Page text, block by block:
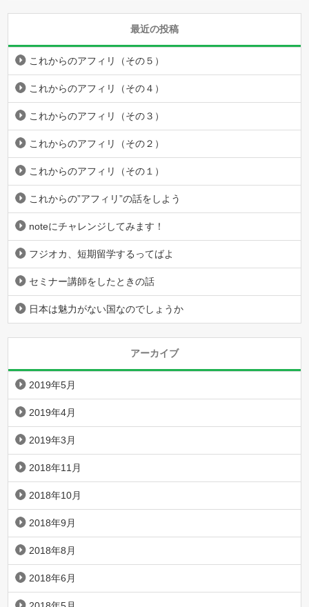
最近の投稿
これからのアフィリ（その５）
これからのアフィリ（その４）
これからのアフィリ（その３）
これからのアフィリ（その２）
これからのアフィリ（その１）
これからの”アフィリ”の話をしよう
noteにチャレンジしてみます！
フジオカ、短期留学するってばよ
セミナー講師をしたときの話
日本は魅力がない国なのでしょうか
アーカイブ
2019年5月
2019年4月
2019年3月
2018年11月
2018年10月
2018年9月
2018年8月
2018年6月